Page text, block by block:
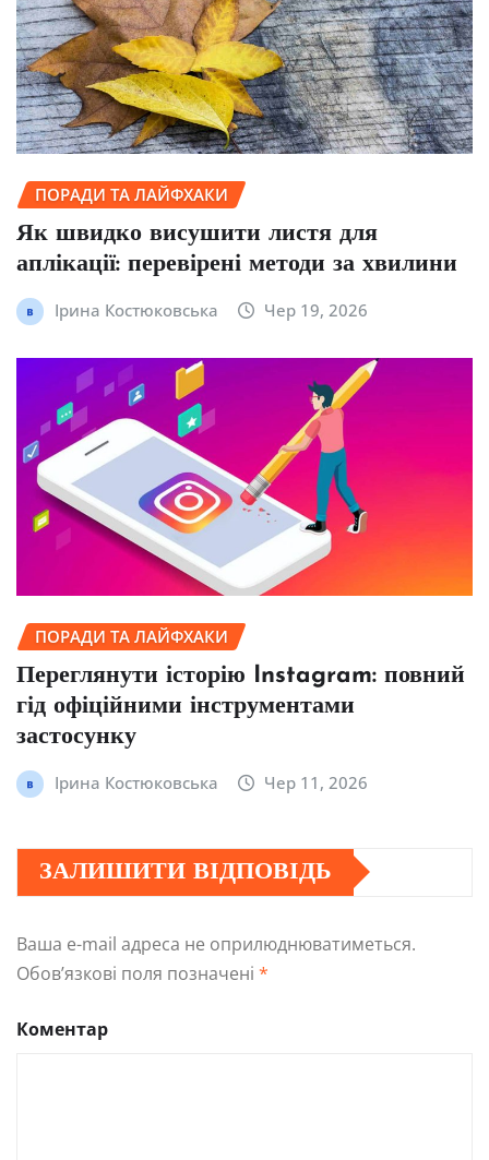
ПОРАДИ ТА ЛАЙФХАКИ
Як швидко висушити листя для
аплікації: перевірені методи за хвилини
Ірина Костюковська Чер 19, 2026
ПОРАДИ ТА ЛАЙФХАКИ
Переглянути історію Instagram: повний
гід офіційними інструментами
застосунку
Ірина Костюковська Чер 11, 2026
ЗАЛИШИТИ ВІДПОВІДЬ
Ваша e-mail адреса не оприлюднюватиметься.
Обов’язкові поля позначені *
Коментар